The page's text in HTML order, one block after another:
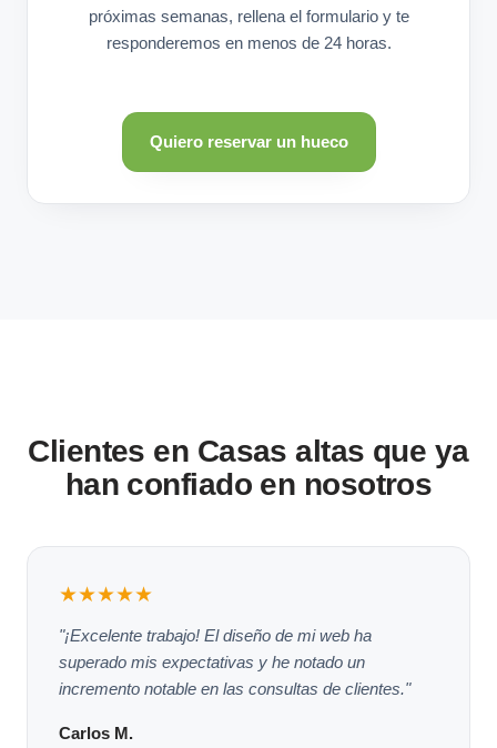
próximas semanas, rellena el formulario y te
responderemos en menos de 24 horas.
Quiero reservar un hueco
Clientes en Casas altas que ya
han confiado en nosotros
★★★★★
"¡Excelente trabajo! El diseño de mi web ha
superado mis expectativas y he notado un
incremento notable en las consultas de clientes."
Carlos M.